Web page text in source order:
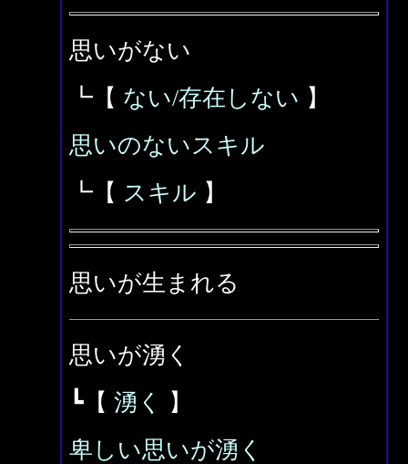
思いがない
┗【 ない/存在しない 】
思いのないスキル
┗【 スキル 】
思いが生まれる
思いが湧く
┗【 湧く
】
卑しい思いが湧く